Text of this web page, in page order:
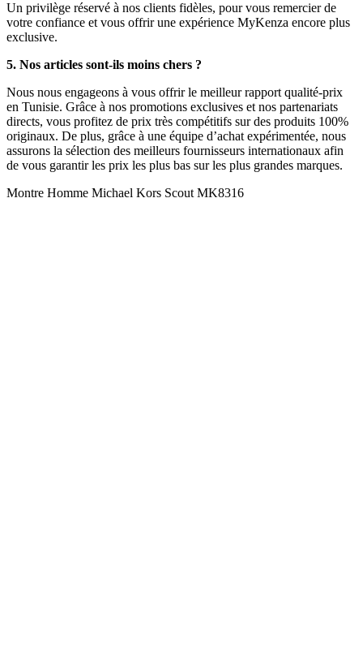
Un privilège réservé à nos clients fidèles, pour vous remercier de
votre confiance et vous offrir une expérience MyKenza encore plus
exclusive.
5. Nos articles sont-ils moins chers ?
Nous nous engageons à vous offrir le meilleur rapport qualité-prix
en Tunisie. Grâce à nos promotions exclusives et nos partenariats
directs, vous profitez de prix très compétitifs sur des produits 100%
originaux. De plus, grâce à une équipe d’achat expérimentée, nous
assurons la sélection des meilleurs fournisseurs internationaux afin
de vous garantir les prix les plus bas sur les plus grandes marques.
Montre Homme Michael Kors Scout MK8316